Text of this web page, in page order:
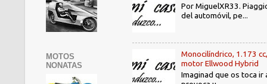
Por MiguelXR33.
del automóvil, pe...
Monocilíndrico, 1.173
motor Ellwood Hybrid
Imaginad que os toca
MOTOS
NONATAS